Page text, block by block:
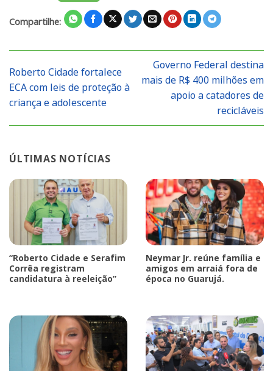
Compartilhe:
Roberto Cidade fortalece
ECA com leis de proteção à
criança e adolescente
Governo Federal destina
mais de R$ 400 milhões em
apoio a catadores de
recicláveis
ÚLTIMAS NOTÍCIAS
“Roberto Cidade e Serafim
Corrêa registram
candidatura à reeleição”
Neymar Jr. reúne família e
amigos em arraiá fora de
época no Guarujá.